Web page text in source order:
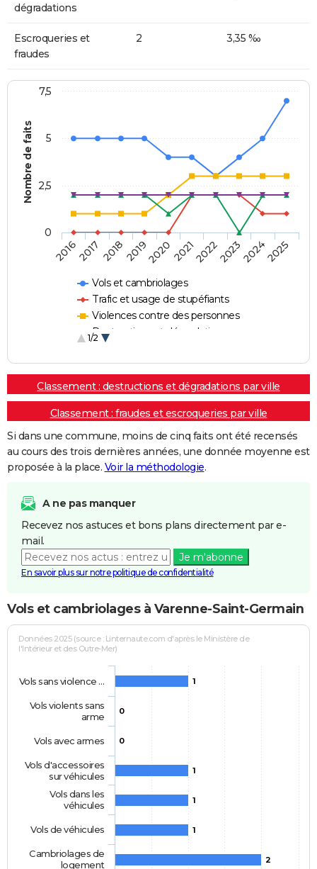
dégradations
Escroqueries et
fraudes
2 3,35 ‰
Nombre de faits
Vols et cambriolages
Trafic et usage de stupéfiants
Violences contre des personnes
Destructions et dégradations
1/2
20162017 20182019202020212022202320242025
0
2,5
5
7,5
Classement : destructions et dégradations par ville
Classement : fraudes et escroqueries par ville
Si dans une commune, moins de cinq faits ont été recensés
au cours des trois dernières années, une donnée moyenne est
proposée à la place. Voir la méthodologie.
A ne pas manquer
Recevez nos astuces et bons plans directement par e-
mail.
Je m'abonne
En savoir plus sur notre politique de confidentialité
Vols et cambriolages à Varenne-Saint-Germain
Données 2025 (source : Linternaute.com d'après le Ministère de
l'Intérieur et des Outre-Mer)
1
0
0
1
1
1
2
Vols sans violence …
Vols violents sans
arme
Vols avec armes
Vols d'accessoires
sur véhicules
Vols dans les
véhicules
Vols de véhicules
Cambriolages de
logement